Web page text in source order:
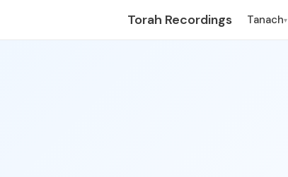
Torah Recordings Tanach▾